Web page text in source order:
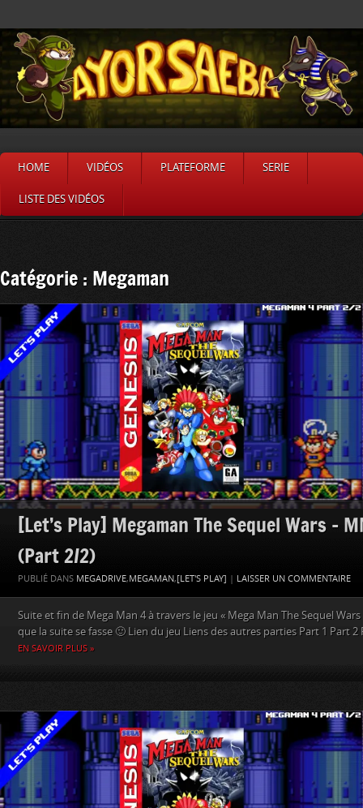
HOME VIDÉOS PLATEFORME SERIE
LISTE DES VIDÉOS
Catégorie : Megaman
[Let’s Play] Megaman The Sequel Wars –
(Part 2/2)
PUBLIÉ DANS MEGADRIVE, MEGAMAN,[LET'S PLAY] LAISSER UN COMMENTAIRE
Suite et fin de Mega Man 4 à travers le jeu « Mega Man The Sequel
que la suite se fasse 🙂 Lien du jeu Liens des autres parties Part 1 Part 2
EN SAVOIR PLUS »